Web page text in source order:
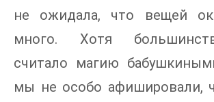
не ожидала, что вещей
много. Хотя
считало магию
мы не особо афишировали,